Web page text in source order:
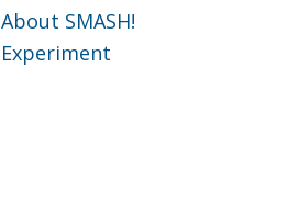
About SMASH!
Experiment